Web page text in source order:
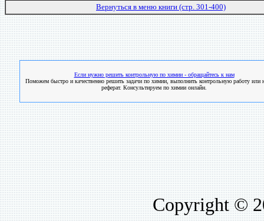
Вернуться в меню книги (стр. 301-400)
Если нужно решить контрольную по химии - обращайтесь к нам
Поможем быстро и качественно решить задачи по химии, выполнить контрольную работу или
реферат. Консультируем по химии онлайн.
Copyright ©